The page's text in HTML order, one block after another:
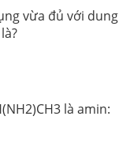
vừa đủ với dung
là amin: